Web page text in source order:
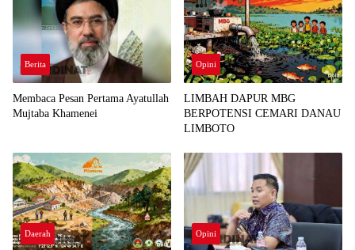
Berita
Membaca Pesan Pertama Ayatullah
Mujtaba Khamenei
Opini
LIMBAH DAPUR MBG
BERPOTENSI CEMARI DANAU
LIMBOTO
Daerah Opini